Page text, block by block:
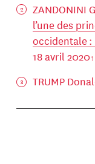
ZANDONINI
l’une des
occidentale
18 avril 2020
TRUMP